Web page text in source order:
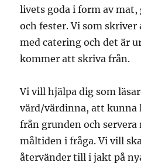
livets goda i form av mat,
och fester. Vi som
med catering och det är
kommer att skriva från.
Vi vill hjälpa dig som
värd/värdinna, att kunna
från grunden och
måltiden i fråga. Vi vill
återvänder till i jakt på